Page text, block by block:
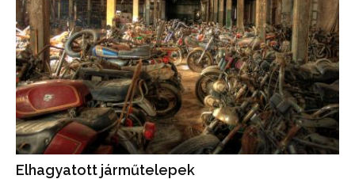
Elhagyatott járműtelepek